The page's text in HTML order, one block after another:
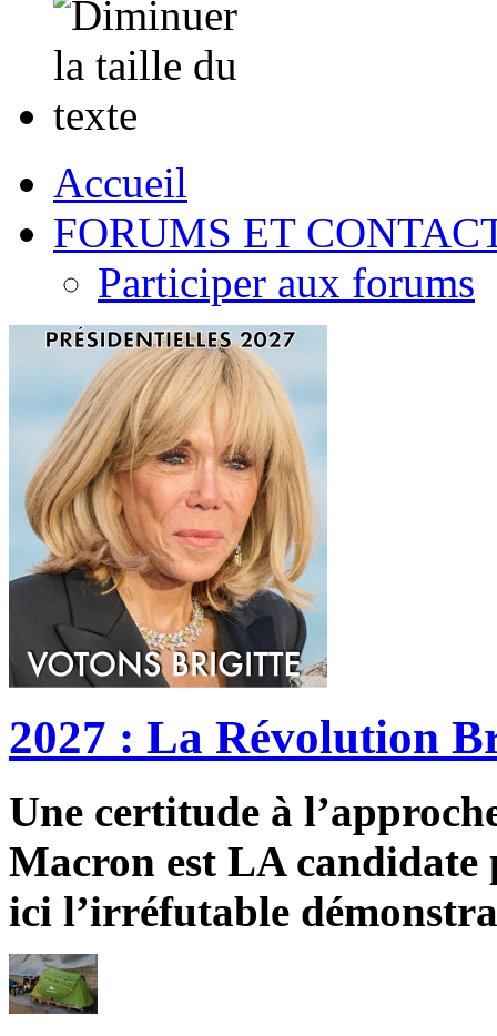
Accueil
FORUMS ET
Participer aux forums
2027 : La Révolution
Une certitude à
Macron est LA candidate
ici l’irréfutable